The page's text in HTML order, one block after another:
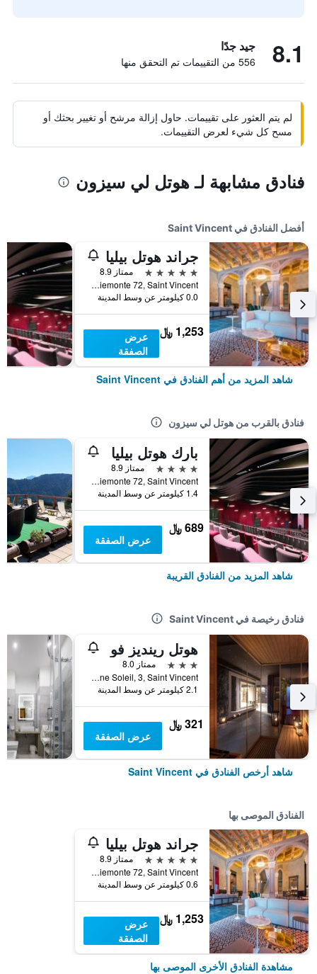
8.1 جيد جدًا
556 من التقييمات تم التحقق منها
لم يتم العثور على تقييمات. حاول إزالة مرشح أو تغيير بحثك أو
مسح كل شيء لعرض التقييمات.
فنادق مشابهة لـ هوتل لي سيزون
أفضل الفنادق في Saint Vincent
جراند هوتل بيليا
5 نجوم
ممتاز 8.9
Viale Piemonte 72, Saint Vincent, إقليم فالي دا أوستا, إيطاليا
0.0 كيلومتر عن وسط المدينة
1,253 ﷼
عرض
الصفقة
شاهد المزيد من أهم الفنادق في Saint Vincent
فنادق بالقرب من هوتل لي سيزون
بارك هوتل بيليا
4 نجوم
ممتاز 8.9
Viale Piemonte 72, Saint Vincent, إقليم فالي دا أوستا, إيطاليا
1.4 كيلومتر عن وسط المدينة
689 ﷼
عرض الصفقة
شاهد المزيد من الفنادق القريبة
فنادق رخيصة في Saint Vincent
هوتل رينديز فو
3 نجوم
ممتاز 8.0
Regione Soleil, 3, Saint Vincent, إقليم فالي دا أوستا, إيطاليا
2.1 كيلومتر عن وسط المدينة
321 ﷼
عرض الصفقة
شاهد أرخص الفنادق في Saint Vincent
الفنادق الموصى بها
جراند هوتل بيليا
5 نجوم
ممتاز 8.9
Viale Piemonte 72, Saint Vincent, إقليم فالي دا أوستا, إيطاليا
0.6 كيلومتر عن وسط المدينة
1,253 ﷼
عرض
الصفقة
مشاهدة الفنادق الأخرى الموصى بها